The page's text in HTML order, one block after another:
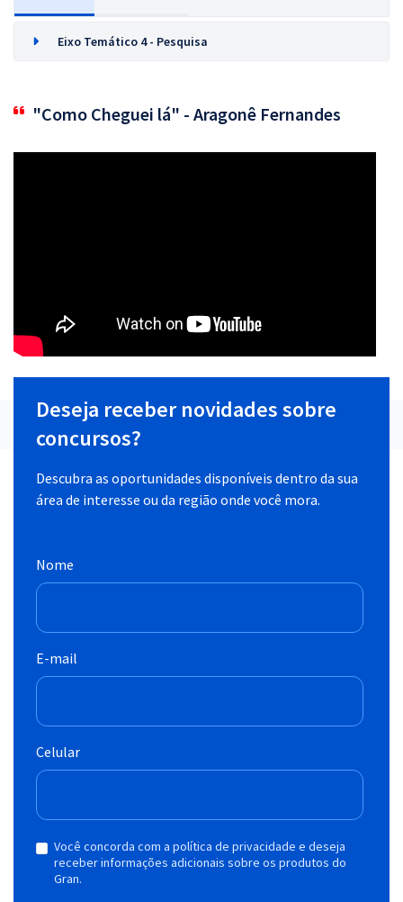
Eixo Temático 4 - Pesquisa
"Como Cheguei lá" - Aragonê Fernandes
Deseja receber novidades sobre
concursos?
Descubra as oportunidades disponíveis dentro da sua
área de interesse ou da região onde você mora.
Nome
E-mail
Celular
Você concorda com a política de privacidade e deseja
receber informações adicionais sobre os produtos do
Gran.